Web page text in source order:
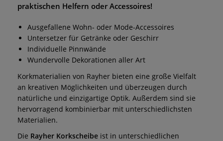
praktischen Helfern oder Accessoires!
Ausgefallene Wohn- oder Mode-Accessoires
Untersetzer für Getränke oder Geschirr
Individuelle Pinnwände
Wundervolle Dekorationen aller Art
Korkmaterialien von Rayher bieten eine große Vielfalt
an kreativen Möglichkeiten und überzeugen durch
natürliche und einzigartige Optik. Außerdem sind sie
hervorragend kombinierbar mit unterschiedlichsten
Materialien.
Die Rayher Korkscheibe ist in unterschiedlichen